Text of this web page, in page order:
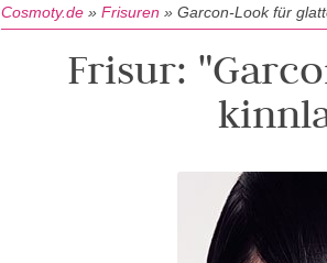
Cosmoty.de » Frisuren » Garcon-Look für
Frisur: